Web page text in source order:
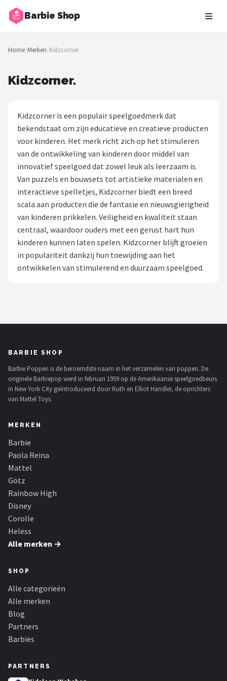
Barbie Shop
Zoeken
NAVIGATIE
Blog
Barbies
Poppen
Meubeltjes
Shop
Barbie
Rainbow High
Disney
Monster High
L.O.L. Surprise!
Alle merken →
Home/Merken/Kidzcorner.
Kidzcorner.
Kidzcorner is een populair speelgoedmerk dat
bekendstaat om zijn educatieve en creatieve producten
voor kinderen. Het merk richt zich op het stimuleren
van de ontwikkeling van kinderen door middel van
innovatief speelgoed dat zowel leuk als leerzaam is.
Van puzzels en bouwsets tot artistieke materialen en
interactieve spelletjes, Kidzcorner biedt een breed
scala aan producten die de fantasie en nieuwsgierigheid
van kinderen prikkelen. Veiligheid en kwaliteit staan
centraal, waardoor ouders met een gerust hart hun
kinderen kunnen laten spelen. Kidzcorner blijft groeien
in populariteit dankzij hun toewijding aan het
ontwikkelen van stimulerend en duurzaam speelgoed.
BARBIE SHOP
Barbie Poppen is de beroemdste naam in het verzamelen van poppen. De
originele Barbiepop werd in februari 1959 op de Amerikaanse speelgoedbeurs
in New York City geïntroduceerd door Ruth en Elliot Handler, de oprichters
van Mattel Toys.
MERKEN
Barbie
Paola Reina
Mattel
Götz
Rainbow High
Disney
Corolle
Heless
Alle merken →
SHOP
Alle categorieën
Alle merken
Blog
Partners
Barbies
PARTNERS